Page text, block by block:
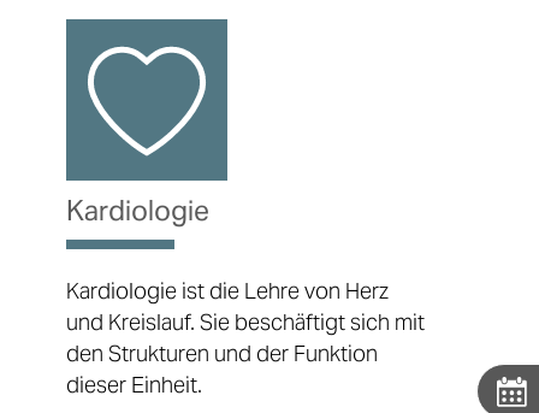
Kardiologie
Kardiologie ist die Lehre von Herz
und Kreislauf. Sie beschäftigt sich mit
den Strukturen und der Funktion
dieser Einheit.